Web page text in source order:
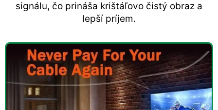
signálu, čo prináša krištáľovo čistý obraz a
lepší príjem.